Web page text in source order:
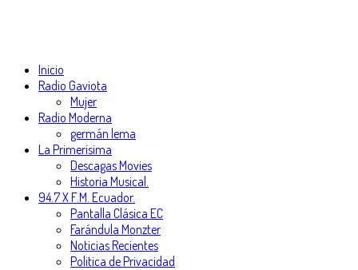
Inicio
Radio Gaviota
Mujer
Radio Moderna
germán lema
La Primerísima
Descagas Movies
Historia Musical.
94.7 X F.M. Ecuador.
Pantalla Clásica EC
Farándula Monzter
Noticias Recientes
Politica de Privacidad